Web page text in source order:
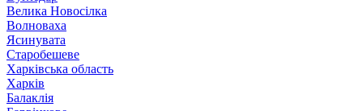
Велика Новосілка
Волноваха
Ясинувата
Старобешеве
Харківська область
Харків
Балаклія